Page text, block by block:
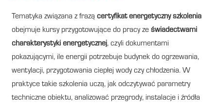
Tematyka związana z frazą certyfikat energetyczny szkolenia
obejmuje kursy przygotowujące do pracy ze świadectwami
charakterystyki energetycznej, czyli dokumentami
pokazującymi, ile energii potrzebuje budynek do ogrzewania,
wentylacji, przygotowania ciepłej wody czy chłodzenia. W
praktyce takie szkolenia uczą, jak odczytywać parametry
techniczne obiektu, analizować przegrody, instalacje i źródła